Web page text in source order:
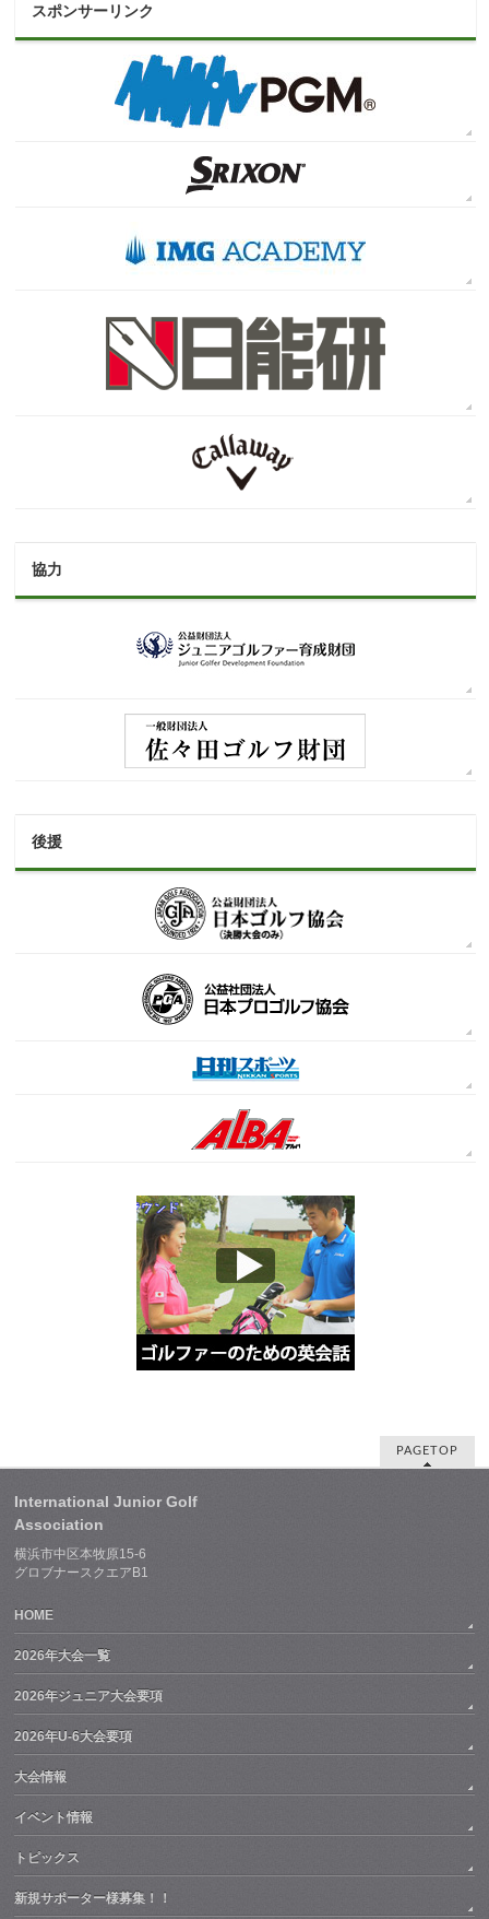
スポンサーリンク
協力
後援
PAGETOP
International Junior Golf
Association
横浜市中区本牧原15-6
グロブナースクエアB1
HOME
2026年大会一覧
2026年ジュニア大会要項
2026年U-6大会要項
大会情報
イベント情報
トピックス
新規サポーター様募集！！